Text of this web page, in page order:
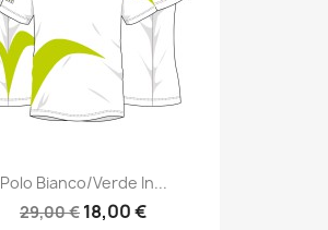
Polo Bianco/verde In...
29,00 € 18,00 €